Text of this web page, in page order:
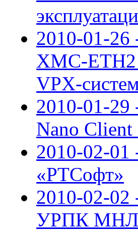
2010-01-26
XMC-
VPX-
2010-01-
Nano Client
2010-02-01
«РТСофт»
2010-02-
УРПК